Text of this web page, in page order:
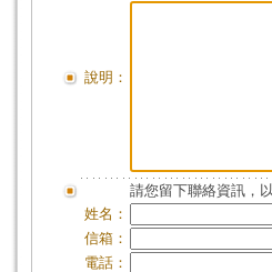
說明：
請您留下聯絡資訊，
姓名：
信箱：
電話：